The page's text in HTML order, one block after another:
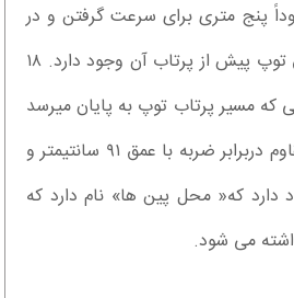
پنج متری برای سرعت گرفتن و در
دست گرفتن کنترل دقیق توپ پیش از پرتاب آن وجود دارد. ۱۸
که مسیر پرتاب توپ به پایان میرسد
، یک قسمت محکم و مقاوم دربرابر ضربه با عمق ۹۱ سانتیمتر و
وجود دارد که« محل پین ها» نام دارد که
می شود.